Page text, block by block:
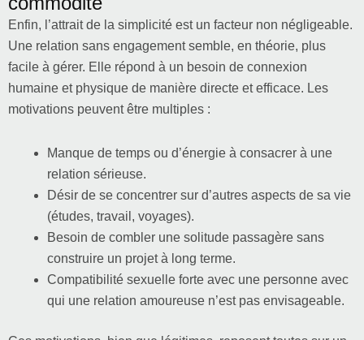
Enfin, l’attrait de la simplicité est un facteur non négligeable.
Une relation sans engagement semble, en théorie, plus
facile à gérer. Elle répond à un besoin de connexion
humaine et physique de manière directe et efficace. Les
motivations peuvent être multiples :
Manque de temps ou d’énergie à consacrer à une
relation sérieuse.
Désir de se concentrer sur d’autres aspects de sa vie
(études, travail, voyages).
Besoin de combler une solitude passagère sans
construire un projet à long terme.
Compatibilité sexuelle forte avec une personne avec
qui une relation amoureuse n’est pas envisageable.